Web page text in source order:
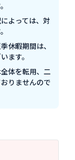
よっては、対
休暇期間は、
ます。
体を転用、二
りませんので